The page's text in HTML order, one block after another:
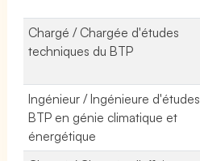
Chargé / Chargée d'études
techniques du BTP
Ingénieur / Ingénieure d'études
BTP en génie climatique et
énergétique